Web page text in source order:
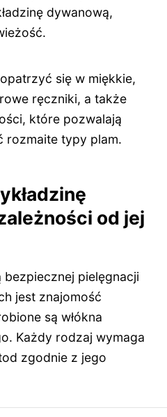
dywanową,
się w miękkie,
ręczniki, a także
które pozwalają
rozmaite typy plam.
od jej
bezpiecznej pielęgnacji
jest znajomość
są włókna
Każdy rodzaj wymaga
zgodnie z jego